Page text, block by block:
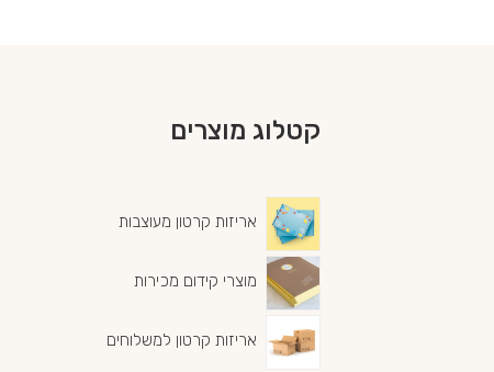
קטלוג מוצרים
אריזות קרטון מעוצבות
מוצרי קידום מכירות
אריזות קרטון למשלוחים